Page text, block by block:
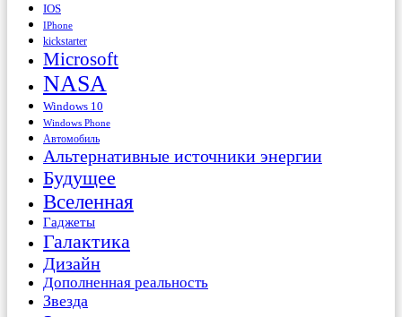
IOS
IPhone
kickstarter
Microsoft
NASA
Windows 10
Windows Phone
Автомобиль
Альтернативные источники энергии
Будущее
Вселенная
Гаджеты
Галактика
Дизайн
Дополненная реальность
Звезда